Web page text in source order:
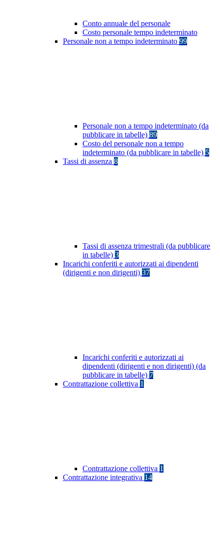
Conto annuale del personale
Costo personale tempo indeterminato
Personale non a tempo indeterminato 99
Personale non a tempo indeterminato (da
pubblicare in tabelle) 89
Costo del personale non a tempo
indeterminato (da pubblicare in tabelle) 5
Tassi di assenza 8
Tassi di assenza trimestrali (da pubblicare
in tabelle) 3
Incarichi conferiti e autorizzati ai dipendenti
(dirigenti e non dirigenti) 37
Incarichi conferiti e autorizzati ai
dipendenti (dirigenti e non dirigenti) (da
pubblicare in tabelle) 7
Contrattazione collettiva 1
Contrattazione collettiva 1
Contrattazione integrativa 14